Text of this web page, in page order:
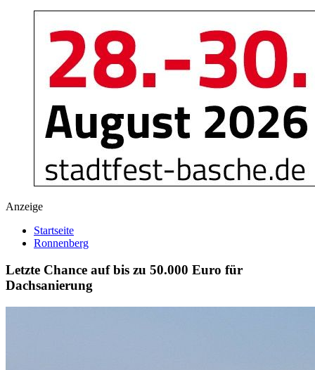
Anzeige
Startseite
Ronnenberg
Letzte Chance auf bis zu 50.000 Euro für
Dachsanierung